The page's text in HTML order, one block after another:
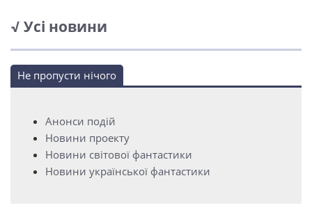
√ Усі новини
Не пропусти нічого
Анонси подій
Новини проекту
Новини світової фантастики
Новини української фантастики